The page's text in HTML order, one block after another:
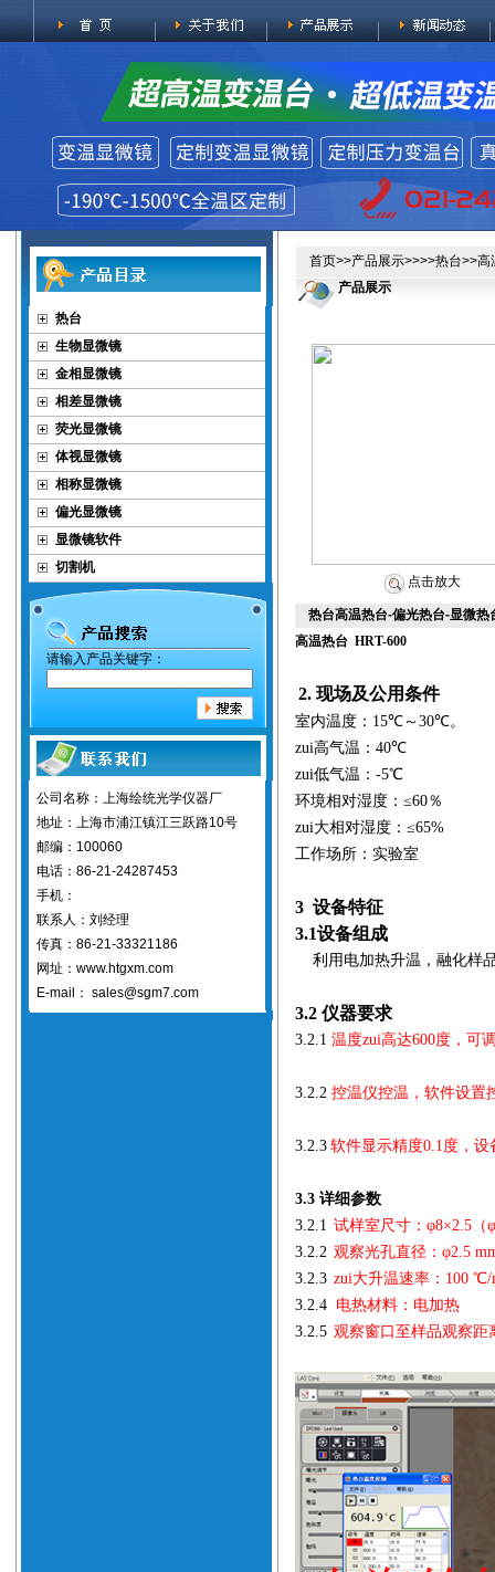
热台
生物显微镜
金相显微镜
相差显微镜
荧光显微镜
体视显微镜
相称显微镜
偏光显微镜
显微镜软件
切割机
请输入产品关键字：
公司名称：上海绘统光学仪器厂
地址：上海市浦江镇江三跃路10号
邮编：100060
电话：86-21-24287453
手机：
联系人：刘经理
传真：86-21-33321186
网址：www.htgxm.com
E-mail： sales@sgm7.com
首页>>产品展示>>>>热台>>高
产品展示
点击放大
热台高温热台-偏光热台-显微
高温热台 HRT-600
2. 现场及公用条件
室内温度： 15℃～30℃。
zui高气温： 40℃
zui低气温：-5℃
环境相对湿度：≤60％
zui大相对湿度： ≤65%
工作场所：实验室
3 设备特征
3.1设备组成
利用电加热升温，融化样
3.2 仪器要求
3.2.1 温度zui高达600度，可
3.2.2 控温仪控温，软件设置
3.2.3 软件显示精度0.1度，设
3.3 详细参数
3.2.1 试样室尺寸：φ8×2.5（φ
3.2.2 观察光孔直径：φ2.5
3.2.3 zui大升温速率：100
3.2.4 电热材料：电加热
3.2.5 观察窗口至样品观察距